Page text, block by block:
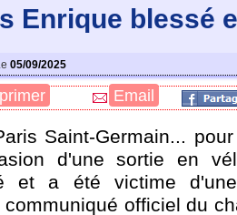
Enrique blessé
05/09/2025
Email
Saint-Germain...
d'une sortie en
et a été victime
officiel du